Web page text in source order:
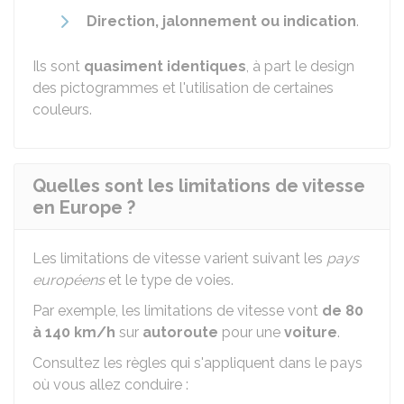
Direction, jalonnement ou indication.
Ils sont quasiment identiques, à part le design
des pictogrammes et l'utilisation de certaines
couleurs.
Quelles sont les limitations de vitesse
en Europe ?
Les limitations de vitesse varient suivant les pays
européenset le type de voies.
Par exemple, les limitations de vitesse vont de 80
à 140 km/h sur autoroute pour une voiture.
Consultez les règles qui s'appliquent dans le pays
où vous allez conduire :